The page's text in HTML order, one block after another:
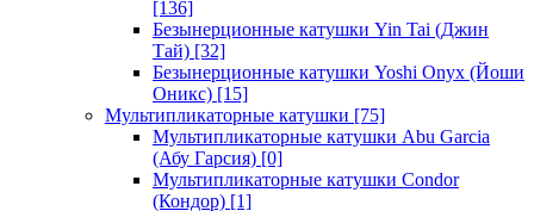
[136]
Безынерционные катушки Yin Tai (Джин
Тай) [32]
Безынерционные катушки Yoshi Onyx (Йоши
Оникс) [15]
Мультипликаторные катушки [75]
Мультипликаторные катушки Abu Garcia
(Абу Гарсия) [0]
Мультипликаторные катушки Condor
(Кондор) [1]